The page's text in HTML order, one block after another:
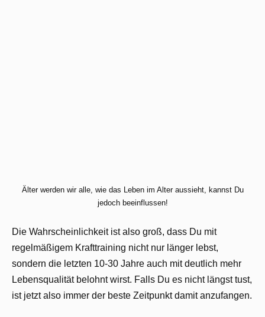
Älter werden wir alle, wie das Leben im Alter aussieht, kannst Du
jedoch beeinflussen!
Die Wahrscheinlichkeit ist also groß, dass Du mit
regelmäßigem Krafttraining nicht nur länger lebst,
sondern die letzten 10-30 Jahre auch mit deutlich mehr
Lebensqualität belohnt wirst. Falls Du es nicht längst tust,
ist jetzt also immer der beste Zeitpunkt damit anzufangen.